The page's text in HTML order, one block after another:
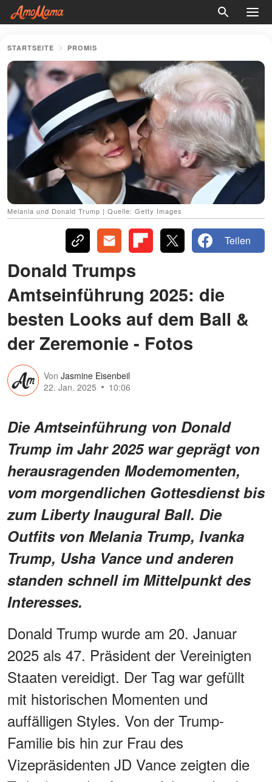
STARTSEITE PROMIS
Melania und Donald Trump | Quelle: Getty Images
Teilen
Donald Trumps
Amtseinführung 2025: die
besten Looks auf dem Ball &
der Zeremonie - Fotos
Von Jasmine Eisenbeil
22. Jan. 2025
10:06
Die Amtseinführung von Donald
Trump im Jahr 2025 war geprägt von
herausragenden Modemomenten,
vom morgendlichen Gottesdienst bis
zum Liberty Inaugural Ball. Die
Outfits von Melania Trump, Ivanka
Trump, Usha Vance und anderen
standen schnell im Mittelpunkt des
Interesses.
Donald Trump wurde am 20. Januar
2025 als 47. Präsident der Vereinigten
Staaten vereidigt. Der Tag war gefüllt
mit historischen Momenten und
auffälligen Styles. Von der Trump-
Familie bis hin zur Frau des
Vizepräsidenten JD Vance zeigten die